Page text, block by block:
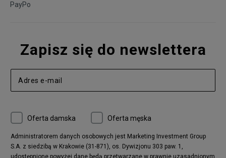
PayPo
Zapisz się do newslettera
Oferta damska Oferta męska
Administratorem danych osobowych jest Marketing Investment Group
S.A. z siedzibą w Krakowie (31-871), os. Dywizjonu 303 paw. 1,